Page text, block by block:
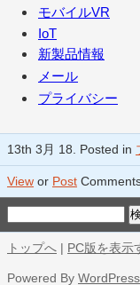
モバイルVR
IoT
新製品情報
メール
プライバシー
13th 3月 18. Posted in
View or Post
トップへ | PC版を表示
Powered By WordPress